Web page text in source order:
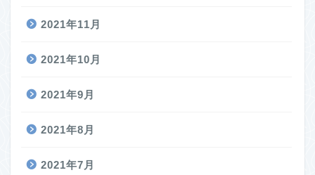
2021年11月
2021年10月
2021年9月
2021年8月
2021年7月